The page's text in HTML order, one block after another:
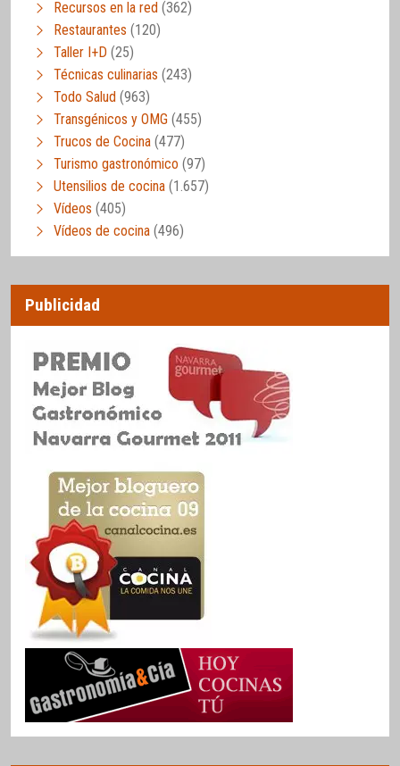
Recursos en la red (362)
Restaurantes (120)
Taller I+D (25)
Técnicas culinarias (243)
Todo Salud (963)
Transgénicos y OMG (455)
Trucos de Cocina (477)
Turismo gastronómico (97)
Utensilios de cocina (1.657)
Vídeos (405)
Vídeos de cocina (496)
Publicidad